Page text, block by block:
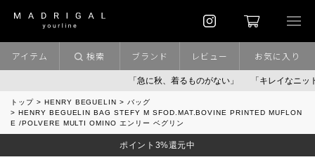
「急に秋、着るものがない」 「キレイなニット」 ポ
アイテム 検索 ブランド レビュー お気に入り
トップ HENRY BEGUELIN
バッグ
HENRY BEGUELIN BAG STEFY M SFOD.MAT.BOVINE PRINTED MUFLON
E /POLVERE MULTI OMINO エンリー ベグリン
ポイント3%還元中